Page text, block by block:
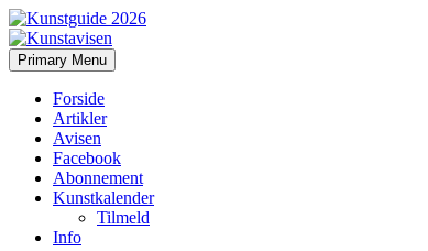
Kunstavisen
Search
Primary Menu Skip
to
Forside
Artikler
Avisen
Facebook
Abonnement
Kunstkalender
Tilmeld
Info